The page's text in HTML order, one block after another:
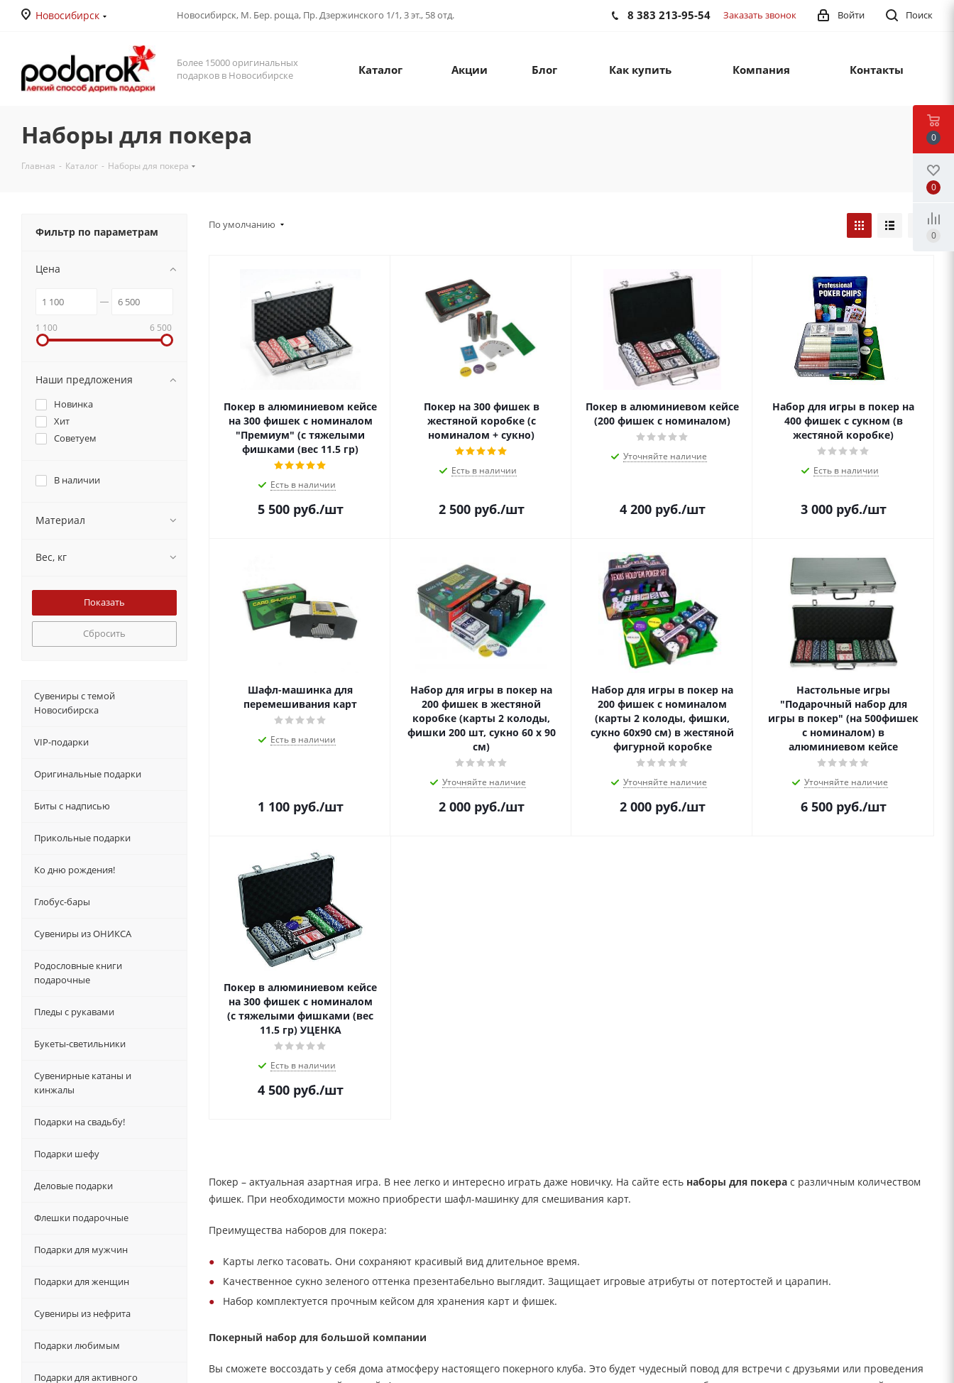
Новосибирск Новосибирск, М. Бер. роща, Пр. Дзержинского 1/1, 3 эт., 58 отд. Поиск
Войти
8 383 213-95-54 Заказать звонок
Более 15000 оригинальных
подарков в Новосибирске
Каталог Акции Блог Как купить Компания Контакты
Наборы для покера
Главная - Каталог - Наборы для покера
По умолчанию
Покер в алюминиевом кейсе
на 300 фишек с номиналом
"Премиум" (с тяжелыми
фишками (вес 11.5 гр)
Есть в наличии
5 500руб./шт
Покер на 300 фишек в
жестяной коробке (с
номиналом + сукно)
Есть в наличии
2 500руб./шт
Покер в алюминиевом кейсе
(200 фишек с номиналом)
Уточняйте наличие
4 200руб./шт
Набор для игры в покер на
400 фишек с сукном (в
жестяной коробке)
Есть в наличии
3 000руб./шт
Шафл-машинка для
перемешивания карт
Есть в наличии
1 100руб./шт
Набор для игры в покер на
200 фишек в жестяной
коробке (карты 2 колоды,
фишки 200 шт, сукно 60 х 90
см)
Уточняйте наличие
2 000руб./шт
Набор для игры в покер на
200 фишек с номиналом
(карты 2 колоды, фишки,
сукно 60х90 см) в жестяной
фигурной коробке
Уточняйте наличие
2 000руб./шт
Настольные игры
"Подарочный набор для
игры в покер" (на 500фишек
с номиналом) в
алюминиевом кейсе
Уточняйте наличие
6 500руб./шт
Покер в алюминиевом кейсе
на 300 фишек с номиналом
(с тяжелыми фишками (вес
11.5 гр) УЦЕНКА
Есть в наличии
4 500руб./шт
Покер – актуальная азартная игра. В нее легко и интересно играть даже новичку. На сайте есть наборы для покера с различным количеством
фишек. При необходимости можно приобрести шафл-машинку для смешивания карт.
Преимущества наборов для покера:
Карты легко тасовать. Они сохраняют красивый вид длительное время.
Качественное сукно зеленого оттенка презентабельно выглядит. Защищает игровые атрибуты от потертостей и царапин.
Набор комплектуется прочным кейсом для хранения карт и фишек.
Покерный набор для большой компании
Вы сможете воссоздать у себя дома атмосферу настоящего покерного клуба. Это будет чудесный повод для встречи с друзьями или проведения
Фильтр по параметрам
Цена
1 100 6 500
Наши предложения
Новинка
Хит
Советуем
В наличии
Материал
Вес, кг
Сбросить
Сувениры с темой
Новосибирска
VIP-подарки
Оригинальные подарки
Биты с надписью
Прикольные подарки
Ко дню рождения!
Глобус-бары
Сувениры из ОНИКСА
Родословные книги
подарочные
Пледы с рукавами
Букеты-светильники
Сувенирные катаны и
кинжалы
Подарки на свадьбу!
Подарки шефу
Деловые подарки
Флешки подарочные
Подарки для мужчин
Подарки для женщин
Сувениры из нефрита
Подарки любимым
Подарки для активного
0
0
0